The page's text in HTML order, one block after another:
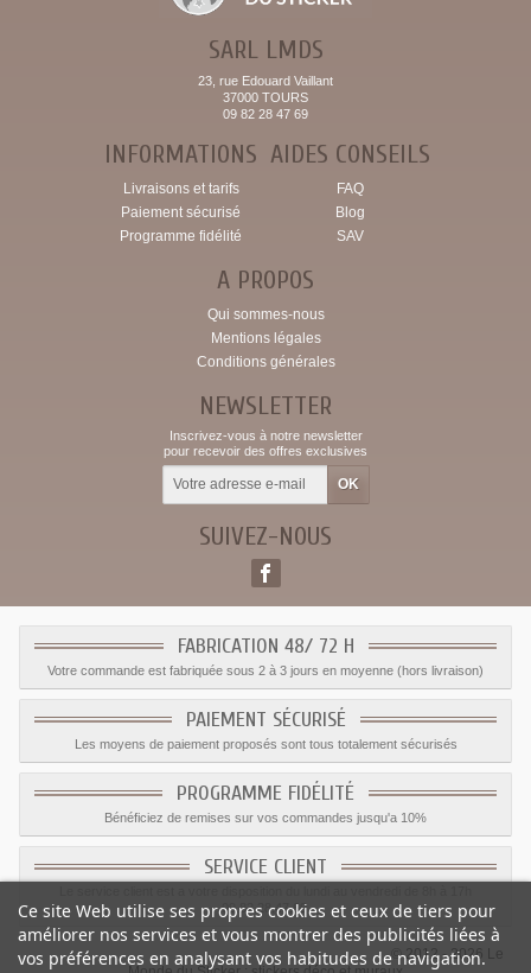
SARL LMDS
23, rue Edouard Vaillant
37000 TOURS
09 82 28 47 69
INFORMATIONS
Livraisons et tarifs
Paiement sécurisé
Programme fidélité
AIDES CONSEILS
FAQ
Blog
SAV
A PROPOS
Qui sommes-nous
Mentions légales
Conditions générales
NEWSLETTER
Inscrivez-vous à notre newsletter
pour recevoir des offres exclusives
SUIVEZ-NOUS
FABRICATION 48/ 72 H
Votre commande est fabriquée sous 2 à 3 jours en moyenne (hors livraison)
PAIEMENT SÉCURISÉ
Les moyens de paiement proposés sont tous totalement sécurisés
PROGRAMME FIDÉLITÉ
Bénéficiez de remises sur vos commandes jusqu'a 10%
SERVICE CLIENT
09.82.28.47.69.
© 2012 - 2026 Le
Ce site Web utilise ses propres cookies et ceux de tiers pour
améliorer nos services et vous montrer des publicités liées à
vos préférences en analysant vos habitudes de navigation.